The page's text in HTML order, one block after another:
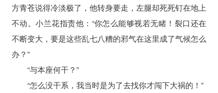
方青苍说得冷淡极了，他转身要走，左腿却死死钉在地上
不动。小兰花指责他：“你怎么能够视若无睹！裂口还在
不断变大，要是这些乱七八糟的邪气在这里成了气候怎么
办？”
“与本座何干？”
“怎么没干系，我当时是为了去找你才闯下大祸的！”